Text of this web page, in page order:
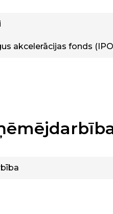
akcelerācijas fonds